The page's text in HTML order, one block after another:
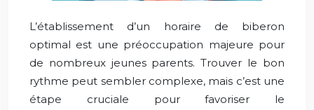
L’établissement d’un horaire de biberon
optimal est une préoccupation majeure pour
de nombreux jeunes parents. Trouver le bon
rythme peut sembler complexe, mais c’est une
étape cruciale pour favoriser le